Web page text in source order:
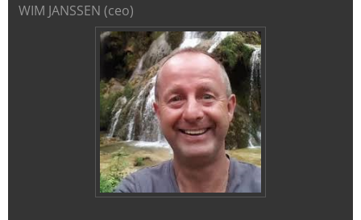
WIM JANSSEN (ceo)